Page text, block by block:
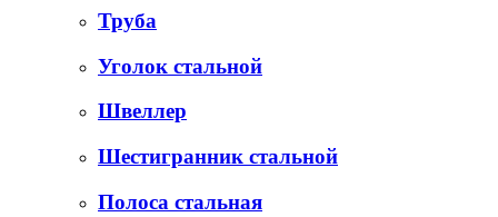
Труба
Уголок стальной
Швеллер
Шестигранник стальной
Полоса стальная